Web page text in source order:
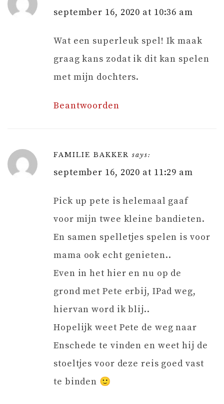
september 16, 2020 at 10:36 am
Wat een superleuk spel! Ik maak
graag kans zodat ik dit kan spelen
met mijn dochters.
Beantwoorden
FAMILIE BAKKER says:
september 16, 2020 at 11:29 am
Pick up pete is helemaal gaaf
voor mijn twee kleine bandieten.
En samen spelletjes spelen is voor
mama ook echt genieten..
Even in het hier en nu op de
grond met Pete erbij, IPad weg,
hiervan word ik blij..
Hopelijk weet Pete de weg naar
Enschede te vinden en weet hij de
stoeltjes voor deze reis goed vast
te binden 🙂